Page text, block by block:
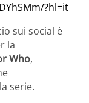
?hl=it
sui social è
la
Who,
serie.